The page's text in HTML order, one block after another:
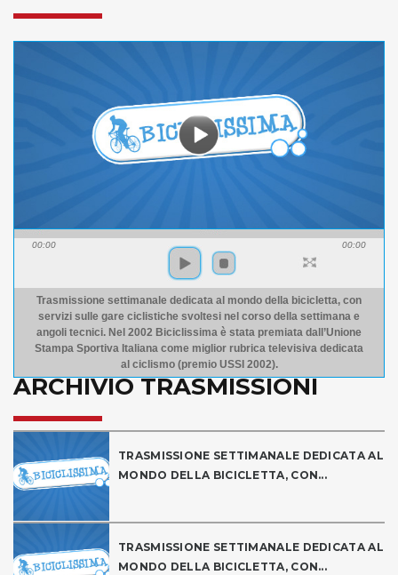
00:00 00:00
Trasmissione settimanale dedicata al mondo della bicicletta, con
servizi sulle gare ciclistiche svoltesi nel corso della settimana e
angoli tecnici. Nel 2002 Biciclissima è stata premiata dall’Unione
Stampa Sportiva Italiana come miglior rubrica televisiva dedicata
al ciclismo (premio USSI 2002).
ARCHIVIO TRASMISSIONI
TRASMISSIONE SETTIMANALE DEDICATA AL
MONDO DELLA BICICLETTA, CON...
TRASMISSIONE SETTIMANALE DEDICATA AL
MONDO DELLA BICICLETTA, CON...